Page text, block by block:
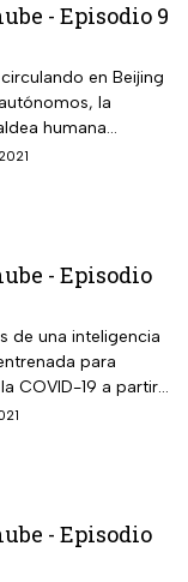
- Episodio 9
en Beijing
la
humana
en la luna, "Smart
- Episodio
de una inteligencia
para
COVID-19 a partir
de voz
- Episodio